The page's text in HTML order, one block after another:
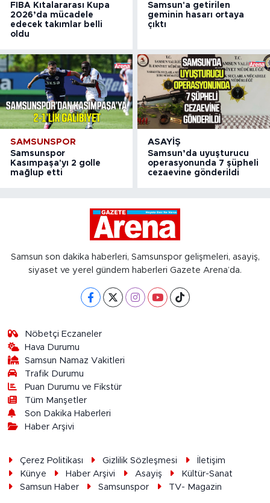
FIBA Kıtalararası Kupa
2026’da mücadele
edecek takımlar belli
oldu
Samsun'a getirilen
geminin hasarı ortaya
çıktı
SAMSUNSPOR
Samsunspor
Kasımpaşa'yı 2 golle
mağlup etti
ASAYIŞ
Samsun’da uyuşturucu
operasyonunda 7 şüpheli
cezaevine gönderildi
Samsun son dakika haberleri, Samsunspor gelişmeleri, asayiş,
siyaset ve yerel gündem haberleri Gazete Arena’da.
Nöbetçi Eczaneler
Hava Durumu
Samsun Namaz Vakitleri
Trafik Durumu
Puan Durumu ve Fikstür
Tüm Manşetler
Son Dakika Haberleri
Haber Arşivi
Çerez Politikası Gizlilik Sözleşmesi
İletişim
Künye
Haber Arşivi Asayiş
Kültür-Sanat
Samsun Haber
Samsunspor TV- Magazin